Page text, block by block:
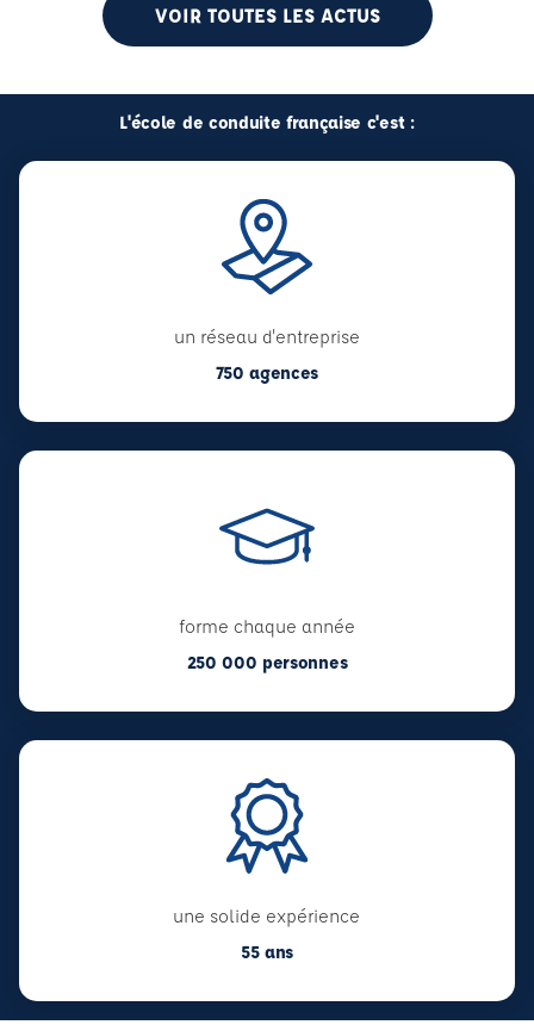
VOIR TOUTES LES ACTUS
L'école de conduite française c'est :
un réseau d'entreprise
750 agences
forme chaque année
250 000 personnes
une solide expérience
55 ans